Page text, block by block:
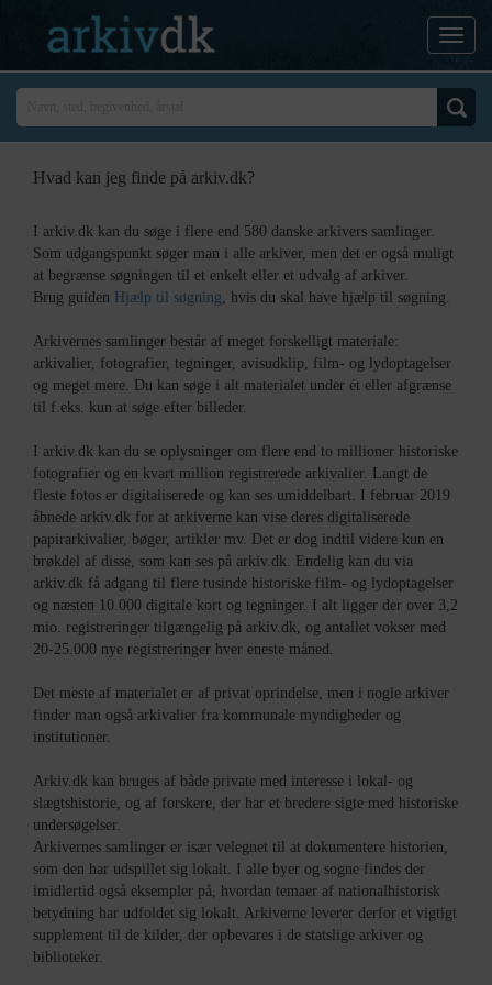
Hvad kan jeg finde på arkiv.dk?
I arkiv.dk kan du søge i flere end 580 danske arkivers samlinger.
Som udgangspunkt søger man i alle arkiver, men det er også muligt
at begrænse søgningen til et enkelt eller et udvalg af arkiver.
Brug guiden Hjælp til søgning, hvis du skal have hjælp til søgning.
Arkivernes samlinger består af meget forskelligt materiale:
arkivalier, fotografier, tegninger, avisudklip, film- og lydoptagelser
og meget mere. Du kan søge i alt materialet under ét eller afgrænse
til f.eks. kun at søge efter billeder.
I arkiv.dk kan du se oplysninger om flere end to millioner historiske
fotografier og en kvart million registrerede arkivalier. Langt de
fleste fotos er digitaliserede og kan ses umiddelbart. I februar 2019
åbnede arkiv.dk for at arkiverne kan vise deres digitaliserede
papirarkivalier, bøger, artikler mv. Det er dog indtil videre kun en
brøkdel af disse, som kan ses på arkiv.dk. Endelig kan du via
arkiv.dk få adgang til flere tusinde historiske film- og lydoptagelser
og næsten 10.000 digitale kort og tegninger. I alt ligger der over 3,2
mio. registreringer tilgængelig på arkiv.dk, og antallet vokser med
20-25.000 nye registreringer hver eneste måned.
Det meste af materialet er af privat oprindelse, men i nogle arkiver
finder man også arkivalier fra kommunale myndigheder og
institutioner.
Arkiv.dk kan bruges af både private med interesse i lokal- og
slægtshistorie, og af forskere, der har et bredere sigte med historiske
undersøgelser.
Arkivernes samlinger er især velegnet til at dokumentere historien,
som den har udspillet sig lokalt. I alle byer og sogne findes der
imidlertid også eksempler på, hvordan temaer af nationalhistorisk
betydning har udfoldet sig lokalt. Arkiverne leverer derfor et vigtigt
supplement til de kilder, der opbevares i de statslige arkiver og
biblioteker.